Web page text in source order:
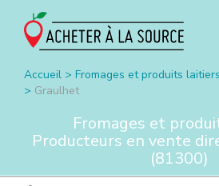
Accueil > Fromages et produits laitiers
> Graulhet
Fromages et
Producteurs en vente
(81300)